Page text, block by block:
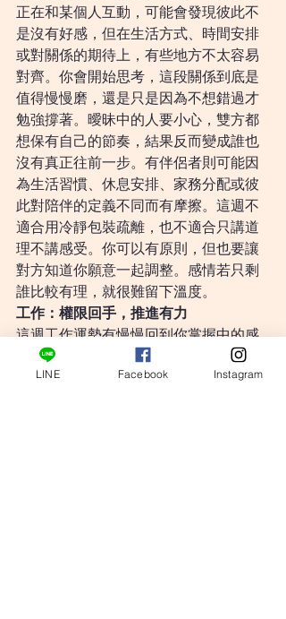
正在和某個人互動，可能會發現彼此不
是沒有好感，但在生活方式、時間安排
或對關係的期待上，有些地方不太容易
對齊。你會開始思考，這段關係到底是
值得慢慢磨，還是只是因為不想錯過才
勉強撐著。曖昧中的人要小心，雙方都
想保有自己的節奏，結果反而變成誰也
沒有真正往前一步。有伴侶者則可能因
為生活習慣、休息安排、家務分配或彼
此對陪伴的定義不同而有摩擦。這週不
適合用冷靜包裝疏離，也不適合只講道
理不講感受。你可以有原則，但也要讓
對方知道你願意一起調整。感情若只剩
誰比較有理，就很難留下溫度。
工作：權限回手，推進有力
這週工作運勢有慢慢回到你掌握中的感
覺，特別是之前卡在別人決定、資源不
足或規則不清的事情，這幾天會比較有
LINE Facebook Instagram